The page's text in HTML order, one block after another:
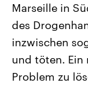
Landtagswahl
2026
Alle Informationen
Sachsen-Anhalt
September 2026
Landtag. Seit
Bundesland von
Marseille in
des
inzwischen
und töten. Ein
Problem zu